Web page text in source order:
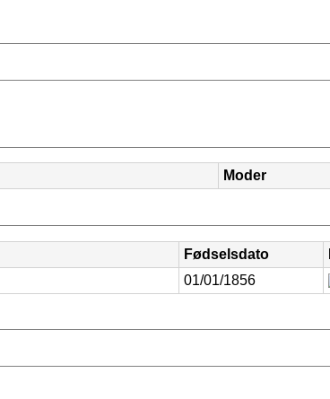
Moder
Fødselsdato
01/01/1856